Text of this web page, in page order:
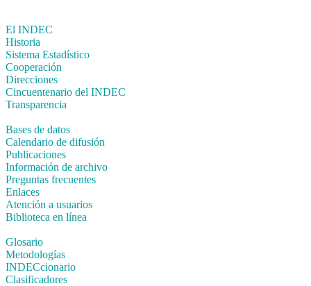
El INDEC
Historia
Sistema Estadístico
Cooperación
Direcciones
Cincuentenario del INDEC
Transparencia
Bases de datos
Calendario de difusión
Publicaciones
Información de archivo
Preguntas frecuentes
Enlaces
Atención a usuarios
Biblioteca en línea
Glosario
Metodologías
INDECcionario
Clasificadores